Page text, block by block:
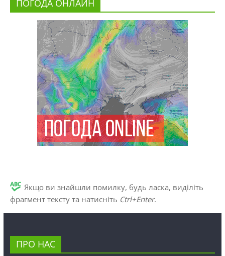
ПОГОДА ОНЛАЙН
Якщо ви знайшли помилку, будь ласка, виділіть
фрагмент тексту та натисніть Ctrl+Enter.
ПРО НАС